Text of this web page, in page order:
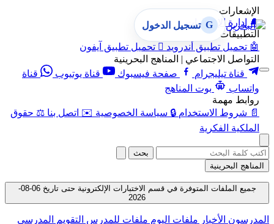
الإشعارات
🔔 إدارة الإشعارات
التطبيقات
🤖 تحميل تطبيق أندرويد  تحميل تطبيق آيفون
التواصل الاجتماعي | المناهج البحرينية
قناة تيليجرام
صفحة فيسبوك قناة يوتيوب
قناة
واتساب
بوت المناهج
روابط مهمة
📄 شروط الاستخدام 🔒 سياسة الخصوصية ✉️ اتصل بنا ⚖️ حقوق
الملكية الفكرية
G تسجيل الدخول
بحث
المناهج البحرينية
جميع الملفات المتوفرة في قسم الاختبارات الإلكترونية حتى تاريخ 06-08-
2026
المدرسون الأخبار ملفات اليوم ملفات للمدرس التقويم المدرسي